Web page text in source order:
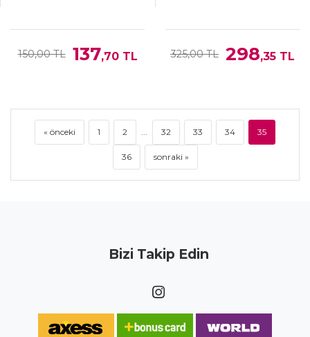
150,00 TL 137,70TL 325,00 TL 298,35 TL
« önceki 1 2 ... 32 33 34 35
36 sonraki »
Bizi Takip Edin